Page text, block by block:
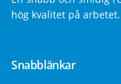
hög kvalitet på arbetet.
Snabblänkar